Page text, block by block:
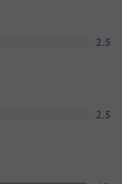
2.5
2.5